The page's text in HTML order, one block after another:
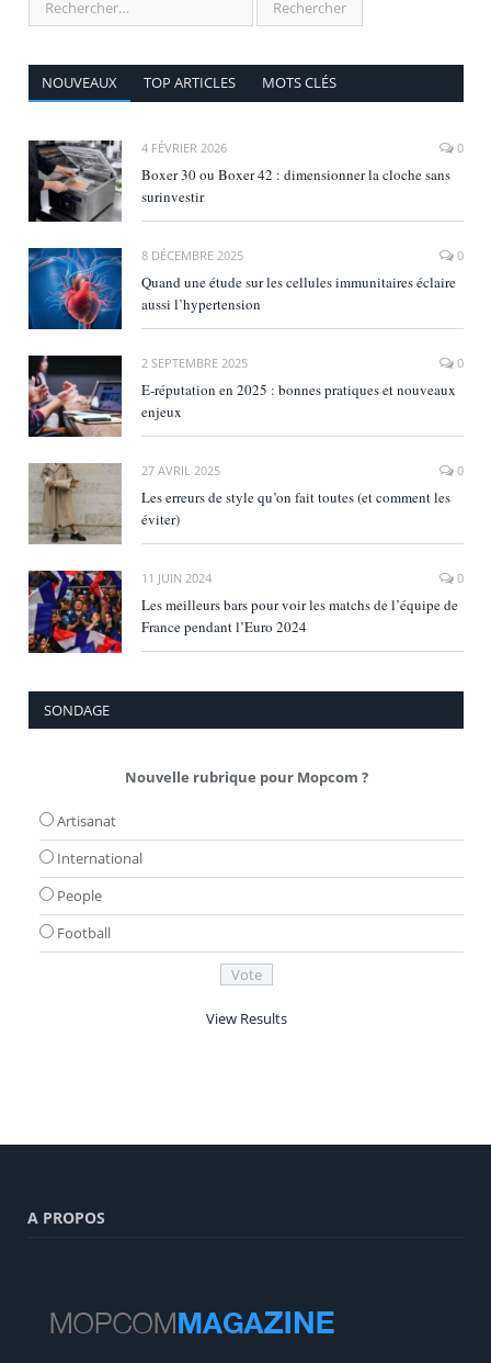
NOUVEAUX TOP ARTICLES MOTS CLÉS
4 FÉVRIER 2026 0
Boxer 30 ou Boxer 42 : dimensionner la cloche sans
surinvestir
8 DÉCEMBRE 2025 0
Quand une étude sur les cellules immunitaires éclaire
aussi l’hypertension
2 SEPTEMBRE 2025 0
E‑réputation en 2025 : bonnes pratiques et nouveaux
enjeux
27 AVRIL 2025 0
Les erreurs de style qu’on fait toutes (et comment les
éviter)
11 JUIN 2024 0
Les meilleurs bars pour voir les matchs de l’équipe de
France pendant l’Euro 2024
SONDAGE
Nouvelle rubrique pour Mopcom ?
Artisanat
International
People
Football
View Results
A PROPOS